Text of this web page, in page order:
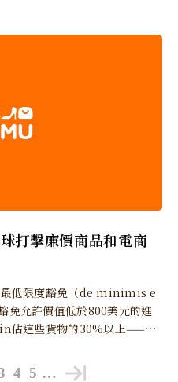
打擊廉價商品和電商
最低限度豁免（de minimis e
允許價值低於800美元的進
佔這些貨物的30%以上——約
4 5 …